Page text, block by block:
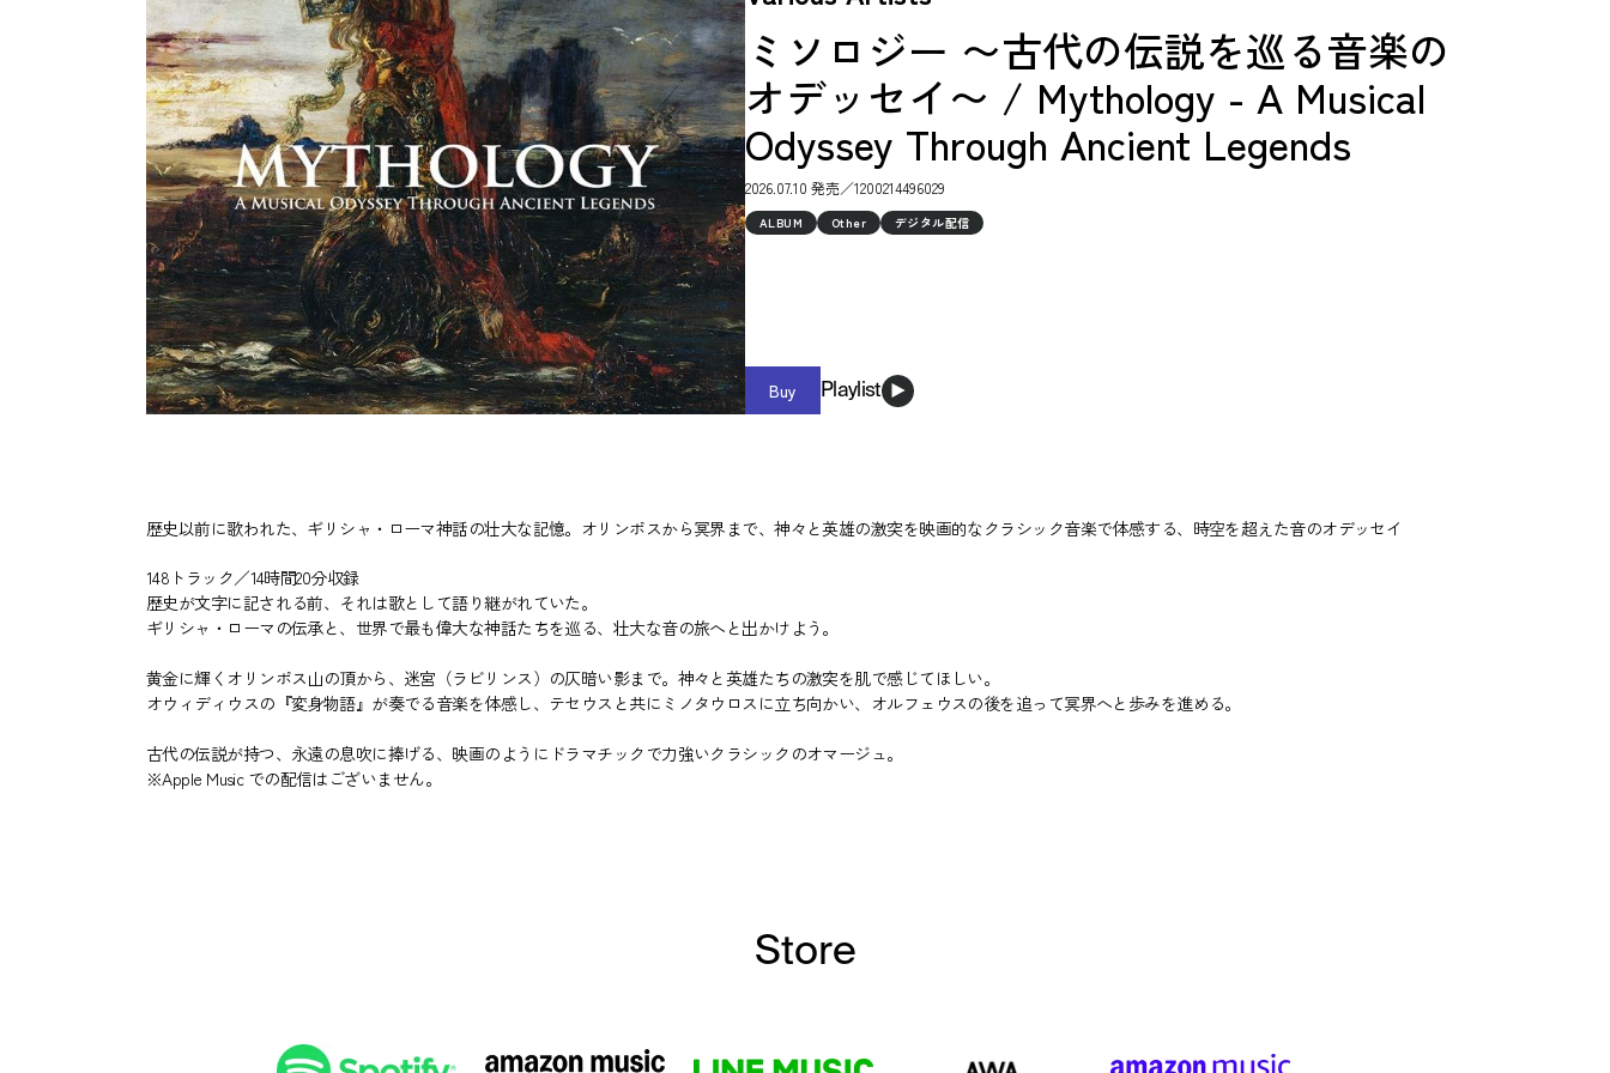
ミソロジー 〜古代の伝説を巡る音楽の
オデッセイ〜 / Mythology - A Musical
Odyssey Through Ancient Legends
2026.07.10 発売／1200214496029
ALBUM Other デジタル配信
Buy Playlist
歴史以前に歌われた、ギリシャ・ローマ神話の壮大な記憶。オリンポスから冥界まで、神々と英雄の激突を映画的なクラシック音楽で体感する、時空を超えた音のオデッセイ
148トラック／14時間20分収録
歴史が文字に記される前、それは歌として語り継がれていた。
ギリシャ・ローマの伝承と、世界で最も偉大な神話たちを巡る、壮大な音の旅へと出かけよう。
黄金に輝くオリンポス山の頂から、迷宮（ラビリンス）の仄暗い影まで。神々と英雄たちの激突を肌で感じてほしい。
オウィディウスの『変身物語』が奏でる音楽を体感し、テセウスと共にミノタウロスに立ち向かい、オルフェウスの後を追って冥界へと歩みを進める。
古代の伝説が持つ、永遠の息吹に捧げる、映画のようにドラマチックで力強いクラシックのオマージュ。
※Apple Music での配信はございません。
Store